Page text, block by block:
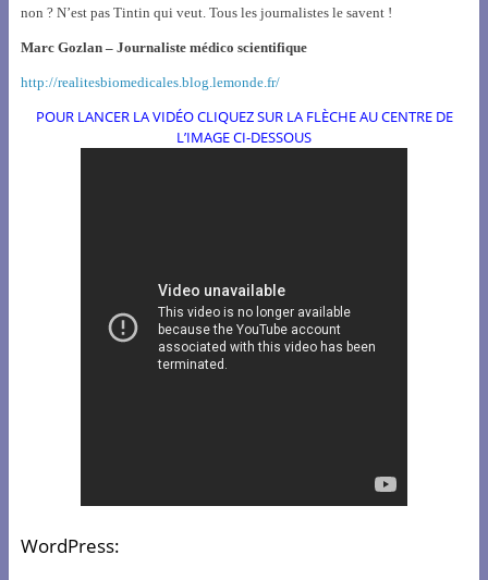
non ? N’est pas Tintin qui veut. Tous les journalistes le savent !
Marc Gozlan – Journaliste médico scientifique
http://realitesbiomedicales.blog.lemonde.fr/
POUR LANCER LA VIDÉO CLIQUEZ SUR LA FLÈCHE AU CENTRE DE
L’IMAGE CI-DESSOUS
WordPress: